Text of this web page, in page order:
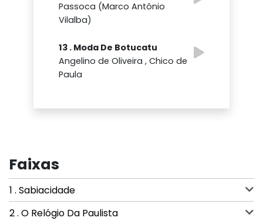
Passoca (Marco Antônio
Vilalba)
13 . Moda De Botucatu
Angelino de Oliveira , Chico de
Paula
Faixas
1 . Sabiacidade
2 . O Relógio Da Paulista